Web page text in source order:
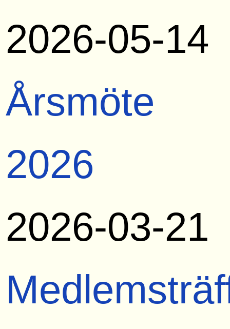
2026-05-14
Årsmöte
2026
2026-03-21